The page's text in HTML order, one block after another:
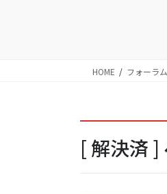
HOME フォーラム
[ 解決済 ]